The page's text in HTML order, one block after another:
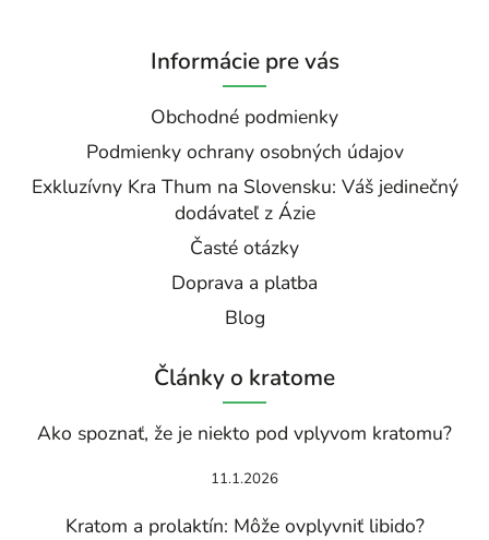
Informácie pre vás
Obchodné podmienky
Podmienky ochrany osobných údajov
Exkluzívny Kra Thum na Slovensku: Váš jedinečný
dodávateľ z Ázie
Časté otázky
Doprava a platba
Blog
Články o kratome
Ako spoznať, že je niekto pod vplyvom kratomu?
11.1.2026
Kratom a prolaktín: Môže ovplyvniť libido?